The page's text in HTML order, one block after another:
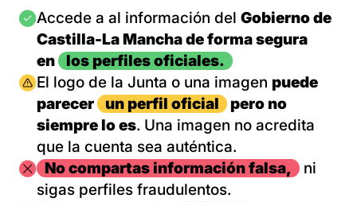
Imagen
Accede a al información del Gobierno de
Castilla-La Mancha de forma segura
en
los perfiles oficiales.
Imagen
El logo de la Junta o una imagen puede
parecer
un perfil oficial
pero no
siempre lo es. Una imagen no acredita
que la cuenta sea auténtica.
ImagenNo compartas información falsa,
ni
sigas perfiles fraudulentos.